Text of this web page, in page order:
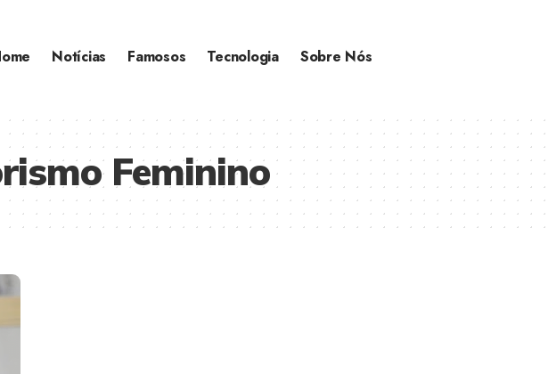
Notícias Famosos Tecnologia Sobre Nós
Feminino